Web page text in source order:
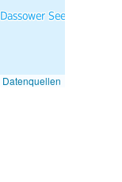
Datenquellen